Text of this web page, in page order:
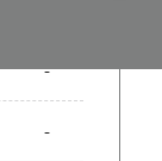
-
-